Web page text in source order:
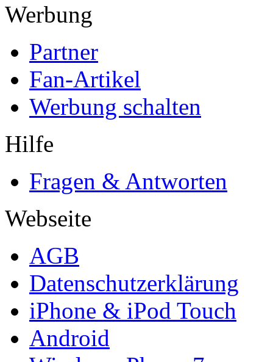
Werbung
Partner
Fan-Artikel
Werbung schalten
Hilfe
Fragen & Antworten
Webseite
AGB
Datenschutzerklärung
iPhone & iPod Touch
Android